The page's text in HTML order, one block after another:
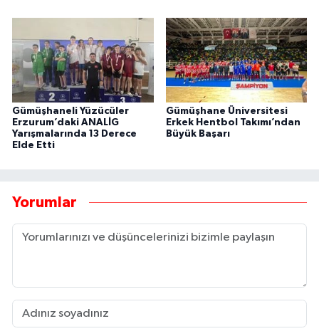
Gümüşhaneli Yüzücüler
Erzurum’daki ANALİG
Yarışmalarında 13 Derece
Elde Etti
Gümüşhane Üniversitesi
Erkek Hentbol Takımı’ndan
Büyük Başarı
Yorumlar